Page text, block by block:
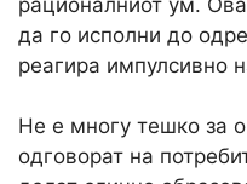
да го исполни до
реагира импулсивно
Не е многу тешко за
одговорат на